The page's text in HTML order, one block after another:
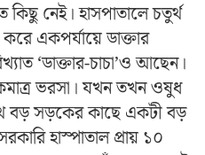
কিছু নেই। হাসপাতালে চতুর্থ
করে একপর্যায়ে ডাক্তার
‘ডাক্তার-চাচা’ও আছেন।
ভরসা। যখন তখন ওষুধ
বড় সড়কের কাছে একটী বড়
হাস্পাতাল প্রায় ১০